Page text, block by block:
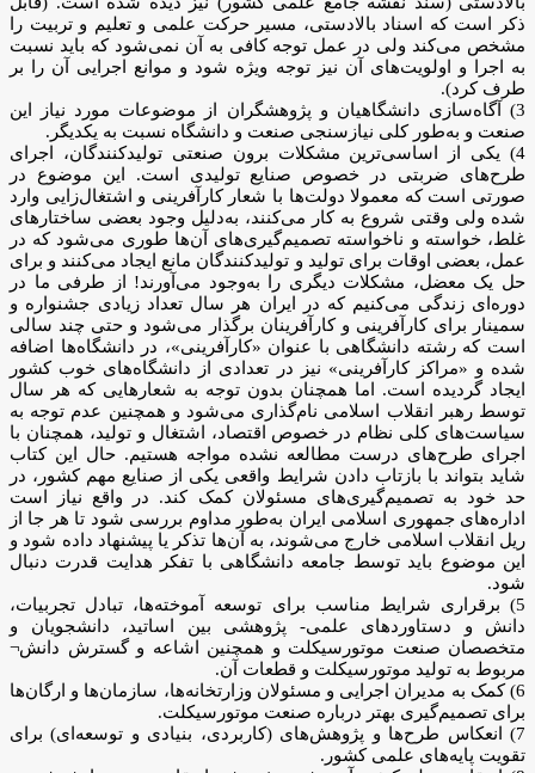
ذکر است که اسناد بالادستی، مسیر حرکت علمی و تعلیم و تربیت را
مشخص می‌کند ولی در عمل توجه کافی به آن نمی‌شود که باید نسبت
به اجرا و اولویت‌های آن نیز توجه ویژه شود و موانع اجرایی آن را بر
طرف کرد).
3) آگاه‌سازی دانشگاهیان و پژوهشگران از موضوعات مورد نیاز این
صنعت و به‌طور کلی نیازسنجی صنعت و دانشگاه نسبت به یکدیگر.
4) یکی از اساسی‌ترین مشکلات برون صنعتی تولیدکنندگان، اجرای
طرح‌های ضربتی در خصوص صنایع تولیدی است. این موضوع در
صورتی است که معمولا دولت‌ها با شعار کارآفرینی و اشتغال‌زایی وارد
شده ولی وقتی شروع به کار می‌کنند، به‌دلیل وجود بعضی ساختارهای
غلط، خواسته و ناخواسته تصمیم‌گیری‌های آ‌ن‌ها طوری می‌شود که در
عمل، بعضی اوقات برای تولید و تولیدکنندگان مانع ایجاد می‌کنند و برای
حل یک معضل، مشکلات دیگری را به‌وجود می‌آورند! از طرفی ما در
دوره‌ای زندگی می‌کنیم که در ایران هر سال تعداد زیادی جشنواره و
سمینار برای کارآفرینی و کارآفرینان برگذار می‌شود و حتی چند سالی
است که رشته دانشگاهی با عنوان «کارآفرینی»، در دانشگاه‌ها اضافه
شده و «مراکز کارآفرینی» نیز در تعدادی از دانشگاه‌های خوب کشور
ایجاد گردیده است. اما همچنان بدون توجه به شعارهایی که هر سال
توسط رهبر انقلاب اسلامی نام‌گذاری می‌شود و همچنین عدم توجه به
سیاست‌های کلی نظام در خصوص اقتصاد، اشتغال و تولید، همچنان با
اجرای طرح‌های درست مطالعه نشده مواجه هستیم. حال این کتاب
شاید بتواند با بازتاب دادن شرایط واقعی یکی از صنایع مهم کشور، در
حد خود به تصمیم‌گیری‌های مسئولان کمک کند. در واقع نیاز است
اداره‌های جمهوری اسلامی ایران به‌طور مداوم بررسی شود تا هر جا از
ریل انقلاب اسلامی خارج می‌شوند، به آن‌ها تذکر یا پیشنهاد داده شود و
این موضوع باید توسط جامعه دانشگاهی با تفکر هدایت قدرت دنبال
شود.
5) برقراری شرایط مناسب برای توسعه آموخته‌ها، تبادل تجربیات،
دانش و دستاوردهای علمی- پژوهشی بین اساتید، دانشجویان و
متخصصان صنعت موتورسیکلت و همچنین اشاعه و گسترش دانش¬
مربوط به تولید موتورسیکلت و قطعات آن.
6) کمک به مدیران اجرایی و مسئولان وزارتخانه‌ها، سازمان‌ها و ارگان‌ها
برای تصمیم‌گیری بهتر درباره صنعت موتورسیکلت.
7) انعکاس طرح‌ها و پژوهش‌های (کاربردی، بنیادی و توسعه‌ای) برای
تقویت پایه‌های علمی کشور.